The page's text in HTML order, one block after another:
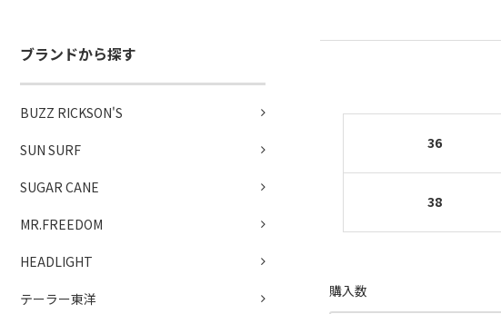
ブランドから探す
BUZZ RICKSON'S
SUN SURF
SUGAR CANE
MR.FREEDOM
HEADLIGHT
テーラー東洋
36
38
購入数